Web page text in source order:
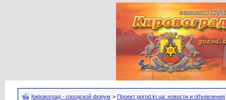
Кировоград - городской форум > Проект gorod.kr.ua: новости и объявления